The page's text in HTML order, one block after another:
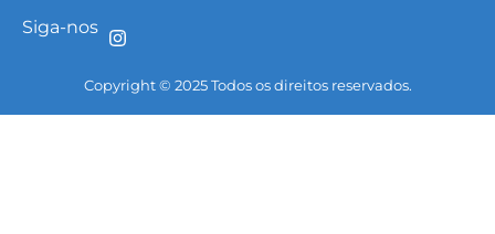
Siga-nos
Copyright © 2025 Todos os direitos reservados.